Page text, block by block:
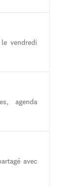
vendredi
agenda
avec